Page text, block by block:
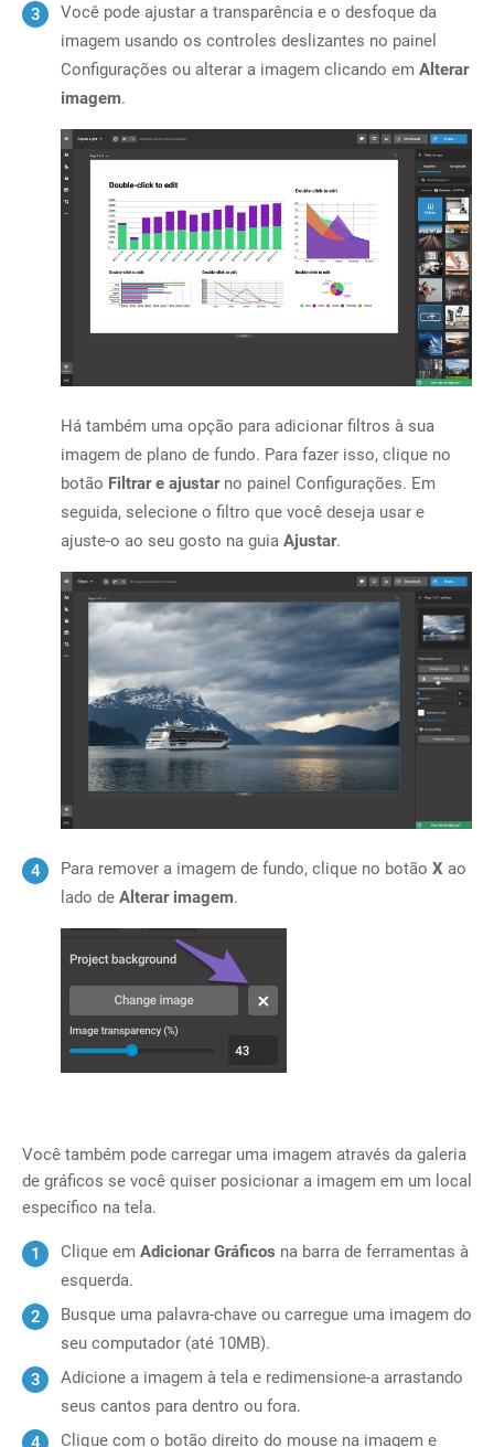
Você pode ajustar a transparência e o desfoque da
imagem usando os controles deslizantes no painel
Configurações ou alterar a imagem clicando em Alterar
imagem.
Há também uma opção para adicionar filtros à sua
imagem de plano de fundo. Para fazer isso, clique no
botão Filtrar e ajustarno painel Configurações. Em
seguida, selecione o filtro que você deseja usar e
ajuste-o ao seu gosto na guia Ajustar.
Para remover a imagem de fundo, clique no botão X ao
lado de Alterar imagem.
Você também pode carregar uma imagem através da galeria
de gráficos se você quiser posicionar a imagem em um local
específico na tela.
Clique em Adicionar Gráficos na barra de ferramentas à
esquerda.
Busque uma palavra-chave ou carregue uma imagem do
seu computador (até 10MB).
Adicione a imagem à tela e redimensione-a arrastando
seus cantos para dentro ou fora.
Clique com o botão direito do mouse na imagem e